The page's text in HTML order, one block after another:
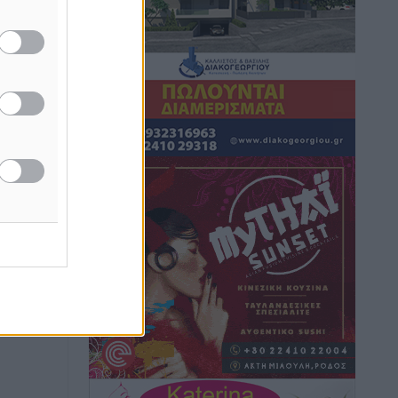
Στον Ιπποκράτη η Μαρία Βλάχου
πριν 1 ώρα
Οικονομική ενίσχυση για συντήρηση
στο κλειστό της Καρπάθου
Αθλητικά• πριν 1 ώρα
Στάθης Αντωνάς: Ένα βήμα πριν από
επαγγελματικό συμβόλαιο πυγμαχίας
με MTGP και BXGP για Ευρώπη και
Αυστραλία
Αθλητικά• πριν 1 ώρα
ΚΑΕ Κολοσσός: Τα… ευρωπαϊκά
εισιτήρια διαρκείας
Αθλητικά πριν 1 ώρα